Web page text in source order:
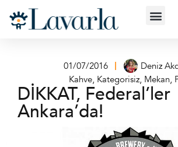
01/07/2016
Deniz
Kahve, Kategorisiz, Mekan,
DİKKAT, Federal’ler
Ankara’da!